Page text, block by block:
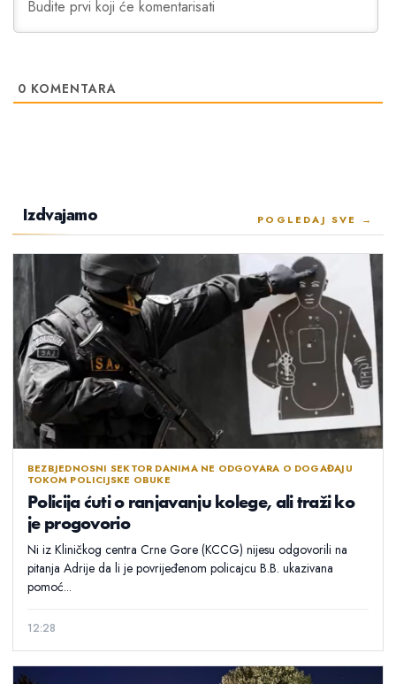
0 KOMENTARA
Izdvajamo POGLEDAJ SVE →
BEZBJEDNOSNI SEKTOR DANIMA NE ODGOVARA O DOGAĐAJU
TOKOM POLICIJSKE OBUKE
Policija ćuti o ranjavanju kolege, ali traži ko
je progovorio
Ni iz Kliničkog centra Crne Gore (KCCG) nijesu odgovorili na
pitanja Adrije da li je povrijeđenom policajcu B.B. ukazivana
pomoć...
12:28